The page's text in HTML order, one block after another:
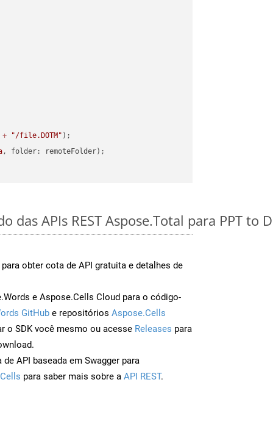
+ "/file.DOTM"
das APIs REST Aspose.Total para PPT to
para obter cota de API gratuita e detalhes de
e Aspose.Cells Cloud para o código-
GitHub e repositórios Aspose.Cells
o SDK você mesmo ou acesse Releases para
API baseada em Swagger para
para saber mais sobre a API REST.